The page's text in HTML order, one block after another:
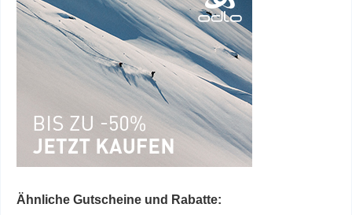
Ähnliche Gutscheine und Rabatte: